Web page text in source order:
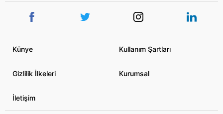
Künye Kullanım Şartları
Gizlilik İlkeleri Kurumsal
İletişim